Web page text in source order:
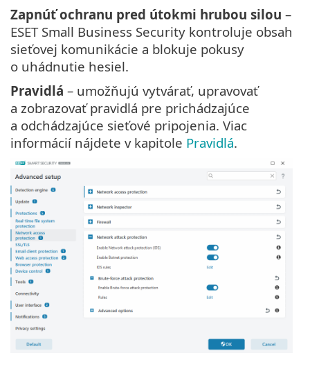
Zapnúť ochranu pred útokmi hrubou silou –
ESET Small Business Security kontroluje obsah
sieťovej komunikácie a blokuje pokusy
o uhádnutie hesiel.
Pravidlá – umožňujú vytvárať, upravovať
a zobrazovať pravidlá pre prichádzajúce
a odchádzajúce sieťové pripojenia. Viac
informácií nájdete v kapitole Pravidlá.